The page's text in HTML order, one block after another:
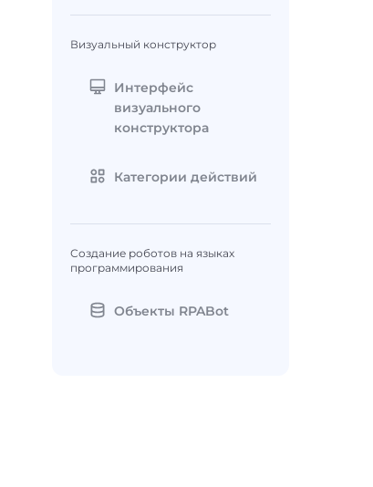
Визуальный конструктор
Интерфейс
визуального
конструктора
Категории действий
Создание роботов на языках
программирования
Объекты RPABot